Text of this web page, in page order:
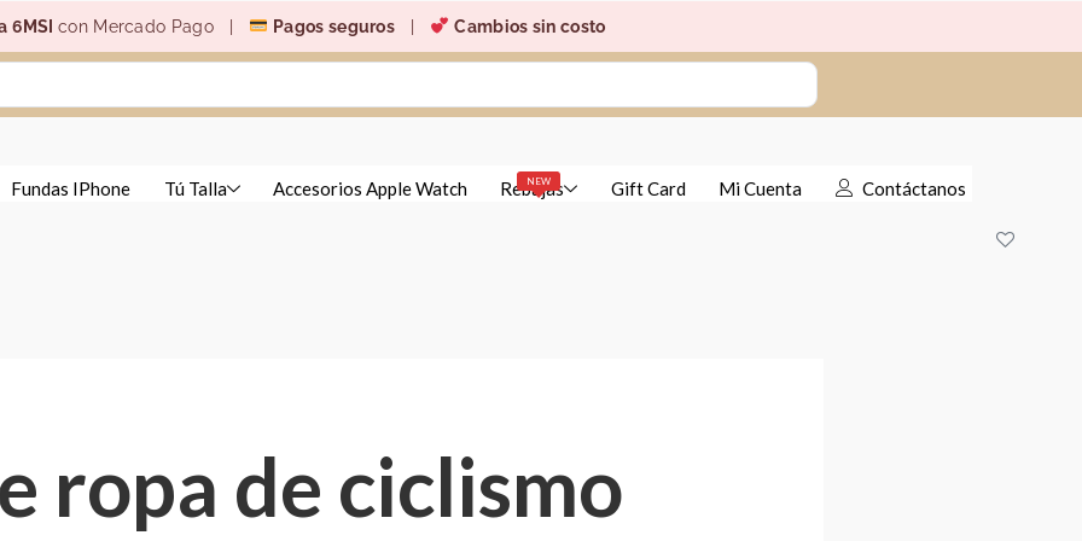
6MSIcon Mercado Pago | Pagos seguros Cambios sin costo
Fundas IPhone Tú Talla Accesorios Apple Watch NEW
Rebajas Gift Card Mi Cuenta Contáctanos
ropa de ciclismo